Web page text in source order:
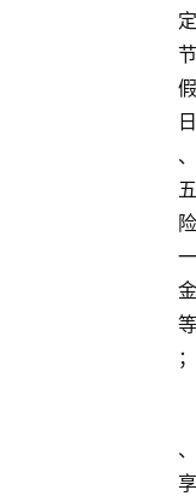
定
节
假
日
、
五
险
一
金
等
；
、
享